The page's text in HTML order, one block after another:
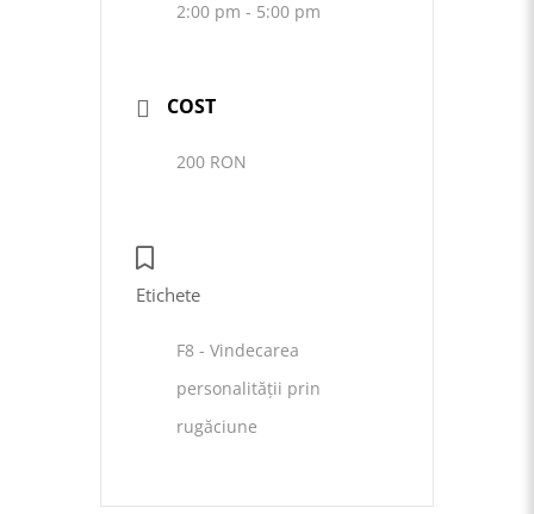
2:00 pm - 5:00 pm
COST
200 RON
Etichete
F8 - Vindecarea
personalității prin
rugăciune